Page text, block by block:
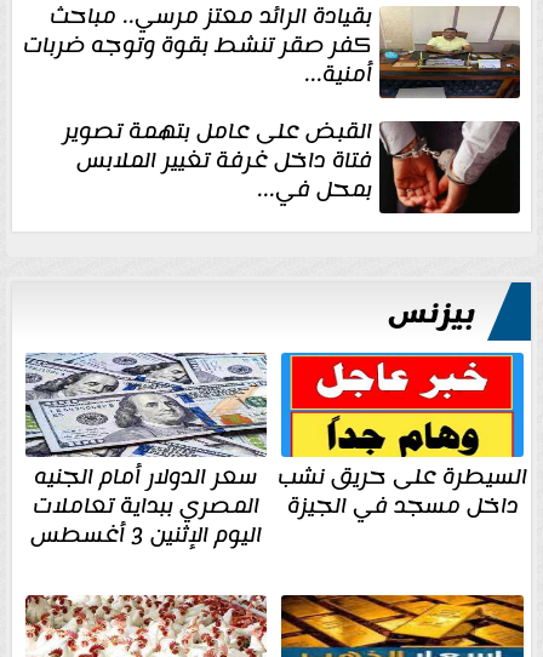
بقيادة الرائد معتز مرسي.. مباحث
كفر صقر تنشط بقوة وتوجه ضربات
أمنية...
القبض على عامل بتهمة تصوير
فتاة داخل غرفة تغيير الملابس
بمحل في...
بيزنس
السيطرة على حريق نشب
داخل مسجد في الجيزة
سعر الدولار أمام الجنيه
المصري ببداية تعاملات
اليوم الإثنين 3 أغسطس